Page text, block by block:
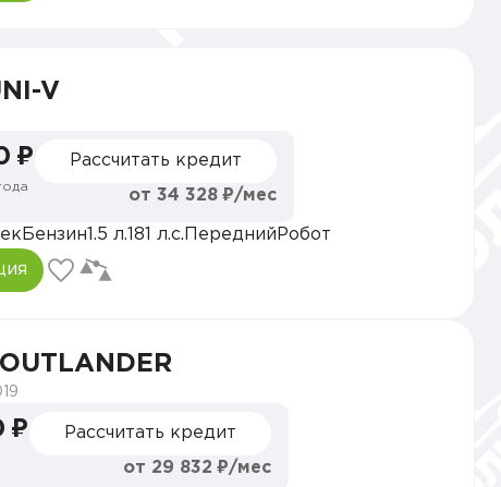
V
₽ Рассчитать кредит
от 34 328 ₽/мес
Бензин 1.5 л. 181 л.с. Передний Робот
₽ Рассчитать кредит
от 29 832 ₽/мес